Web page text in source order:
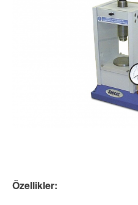
Özellikler: